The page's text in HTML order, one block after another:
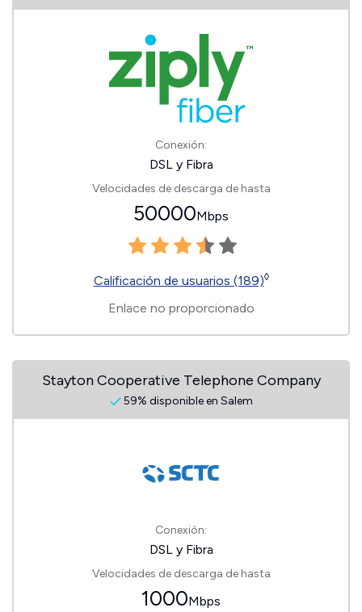
Conexión:
DSL y Fibra
Velocidades de descarga de hasta
50000Mbps
Calificación de usuarios (189)◊
Enlace no proporcionado
Stayton Cooperative Telephone Company
59% disponible en Salem
Conexión:
DSL y Fibra
Velocidades de descarga de hasta
1000Mbps